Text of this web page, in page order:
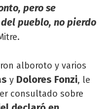
pero se
pueblo, no pierdo
alboroto y varios
y Dolores Fonzi, le
consultado sobre